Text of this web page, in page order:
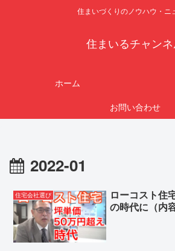
住まいづくりのノウハウ・ニ
住まいるチャン
ホーム
お問い合わせ
2022-01
住宅会社選び
ローコスト住
の時代に（内